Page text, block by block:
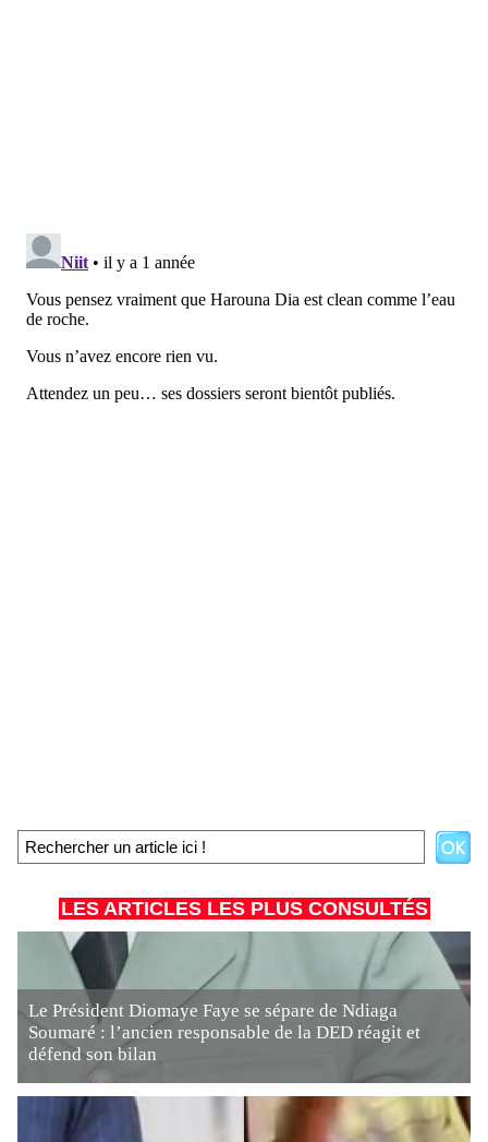
LES ARTICLES LES PLUS CONSULTÉS
Le Président Diomaye Faye se sépare de Ndiaga
Soumaré : l’ancien responsable de la DED réagit et
défend son bilan